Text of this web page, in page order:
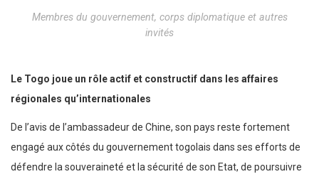
Membres du gouvernement, corps diplomatique et autres
invités
Le Togo joue un rôle actif et constructif dans les affaires
régionales qu’internationales
De l’avis de l’ambassadeur de Chine, son pays reste fortement
engagé aux côtés du gouvernement togolais dans ses efforts de
défendre la souveraineté et la sécurité de son Etat, de poursuivre